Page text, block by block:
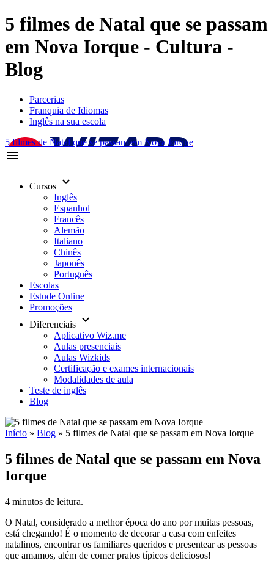
5 filmes de Natal que se passam
em Nova Iorque - Cultura -
Blog
Parcerias
Franquia de Idiomas
Inglês na sua escola
5 filmes de Natal que se passam em Nova Iorque
menu
Cursos keyboard_arrow_down
Inglês
Espanhol
Francês
Alemão
Italiano
Chinês
Japonês
Português
Escolas
Estude Online
Promoções
Diferenciais keyboard_arrow_down
Aplicativo Wiz.me
Aulas presenciais
Aulas Wizkids
Certificação e exames internacionais
Modalidades de aula
Teste de inglês
Blog
Início » Blog » 5 filmes de Natal que se passam em Nova Iorque
5 filmes de Natal que se passam em Nova
Iorque
4 minutos de leitura.
O Natal, considerado a melhor época do ano por muitas pessoas,
está chegando! É o momento de decorar a casa com enfeites
natalinos, encontrar os familiares queridos e presentear as pessoas
que amamos, além de comer pratos típicos deliciosos!